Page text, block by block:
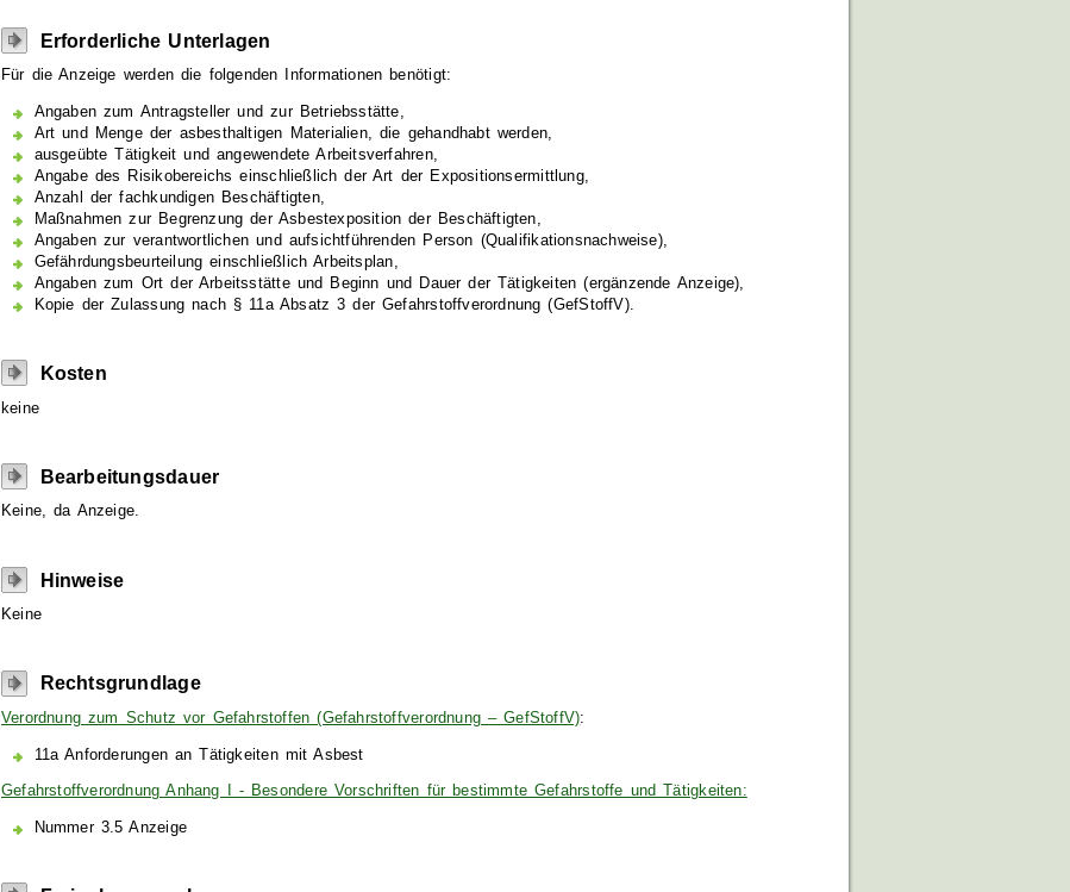
Erforderliche Unterlagen
Für die Anzeige werden die folgenden Informationen benötigt:
Angaben zum Antragsteller und zur Betriebsstätte,
Art und Menge der asbesthaltigen Materialien, die gehandhabt werden,
ausgeübte Tätigkeit und angewendete Arbeitsverfahren,
Angabe des Risikobereichs einschließlich der Art der Expositionsermittlung,
Anzahl der fachkundigen Beschäftigten,
Maßnahmen zur Begrenzung der Asbestexposition der Beschäftigten,
Angaben zur verantwortlichen und aufsichtführenden Person (Qualifikationsnachweise),
Gefährdungsbeurteilung einschließlich Arbeitsplan,
Angaben zum Ort der Arbeitsstätte und Beginn und Dauer der Tätigkeiten (ergänzende Anzeige),
Kopie der Zulassung nach § 11a Absatz 3 der Gefahrstoffverordnung (GefStoffV).
Kosten
keine
Bearbeitungsdauer
Keine, da Anzeige.
Hinweise
Keine
Rechtsgrundlage
Verordnung zum Schutz vor Gefahrstoffen (Gefahrstoffverordnung – GefStoffV):
11a Anforderungen an Tätigkeiten mit Asbest
Gefahrstoffverordnung Anhang I - Besondere Vorschriften für bestimmte Gefahrstoffe und Tätigkeiten:
Nummer 3.5 Anzeige